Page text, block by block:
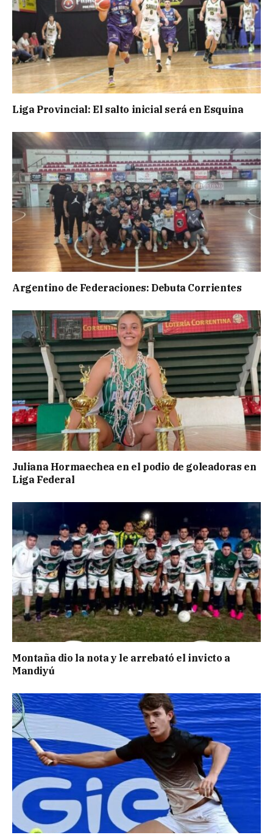
Liga Provincial: El salto inicial será en Esquina
Argentino de Federaciones: Debuta Corrientes
Juliana Hormaechea en el podio de goleadoras en
Liga Federal
Montaña dio la nota y le arrebató el invicto a
Mandiyú